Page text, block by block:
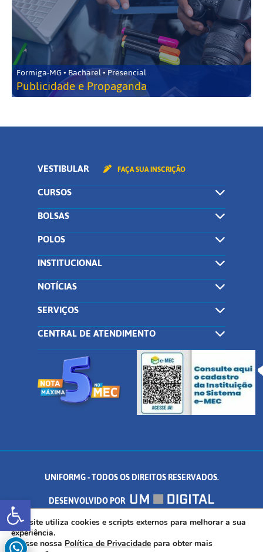
Abrir a barra de ferramentas
Formiga-MG • Bacharel • Presencial
Publicidade e Propaganda
VESTIBULAR FAÇA SUA INSCRIÇÃO
CURSOS
BOLSAS
POLOS
INSTITUCIONAL
NOTÍCIAS
SERVIÇOS
CENTRAL DE ATENDIMENTO
UNIFORMG - TODOS OS DIREITOS RESERVADOS.
DESENVOLVIDO POR
AV. DR. ARNALDO DE SENNA, 328 - PALMEIRAS, FORMIGA/MG - CEP:
35.574.530
Este site utiliza cookies e scripts externos para melhorar a sua
experiência.
Acesse nossa Política de Privacidade para obter mais